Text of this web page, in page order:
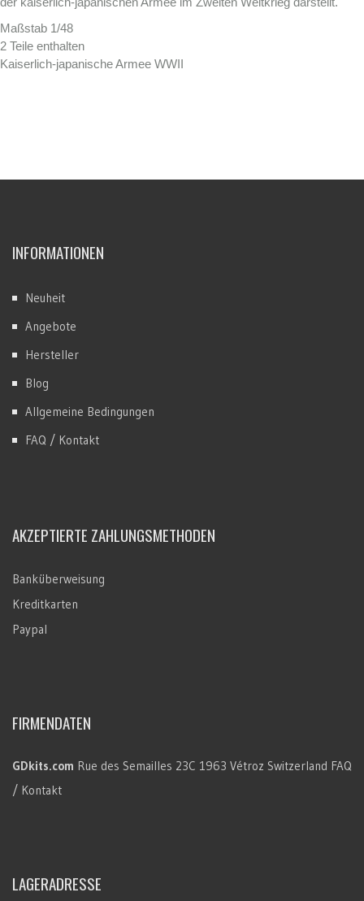
Maßstab 1/48
2 Teile enthalten
Kaiserlich-japanische Armee WWII
INFORMATIONEN
Neuheit
Angebote
Hersteller
Blog
Allgemeine Bedingungen
FAQ / Kontakt
AKZEPTIERTE ZAHLUNGSMETHODEN
Banküberweisung
Kreditkarten
Paypal
FIRMENDATEN
GDkits.com Rue des Semailles 23C 1963 Vétroz Switzerland FAQ
/ Kontakt
LAGERADRESSE